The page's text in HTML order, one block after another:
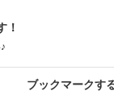
！
ブックマークす